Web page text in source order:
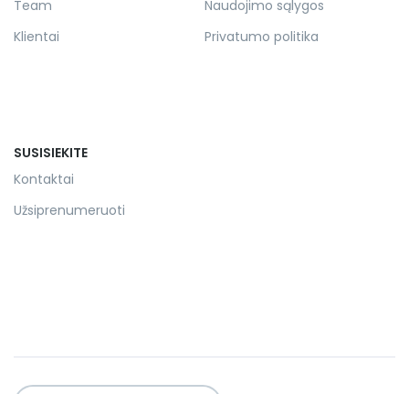
Team
Klientai
Naudojimo sąlygos
Privatumo politika
SUSISIEKITE
Kontaktai
Užsiprenumeruoti